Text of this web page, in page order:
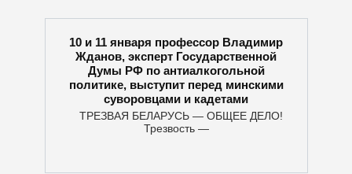
10 и 11 января профессор Владимир
Жданов, эксперт Государственной
Думы РФ по антиалкогольной
политике, выступит перед минскими
суворовцами и кадетами
ТРЕЗВАЯ БЕЛАРУСЬ — ОБЩЕЕ ДЕЛО!
Трезвость —